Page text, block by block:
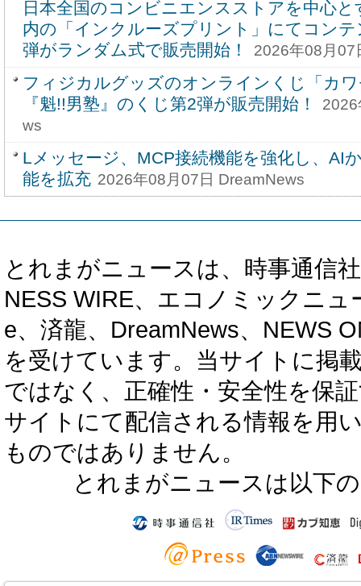
日本全国のコンビニエンスストアを中心
内の「インクルーズプリント」にてコン
弾がランダム式で販売開始！
2026年08月07
フィジカルグッズのオンラインくじ「カ
『魁!!男塾』のくじ第2弾が販売開始！
ws
Lメッセージ、MCP接続機能を強化し、AI
能を拡充 2026年08月07日 DreamNews
とれまがニュースは、時事通信
NESS WIRE、エコノミックニ
e、済龍、DreamNews、NEWS
を受けています。当サイトに掲
ではなく、正確性・安全性を保
サイトにて配信される情報を用
ものではありません。
とれまがニュースは以下